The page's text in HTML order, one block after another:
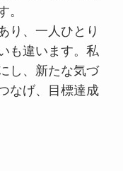
。
り、一人ひとり
も違います。私
し、新たな気づ
なげ、目標達成